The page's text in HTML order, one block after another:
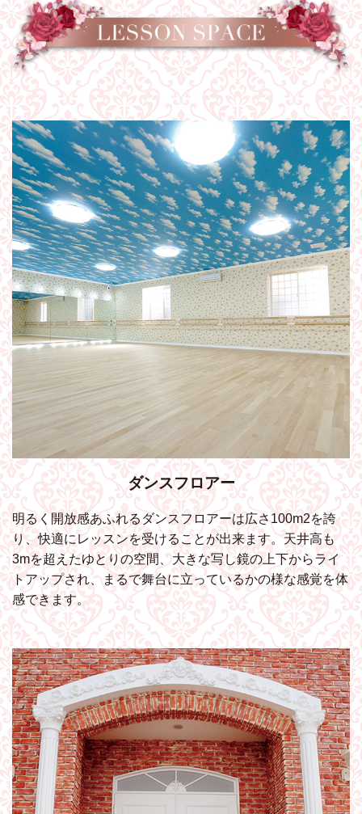
ダンスフロアー
明るく開放感あふれるダンスフロアーは広さ100m2を誇
り、快適にレッスンを受けることが出来ます。天井高も
3mを超えたゆとりの空間、大きな写し鏡の上下からライ
トアップされ、まるで舞台に立っているかの様な感覚を体
感できます。